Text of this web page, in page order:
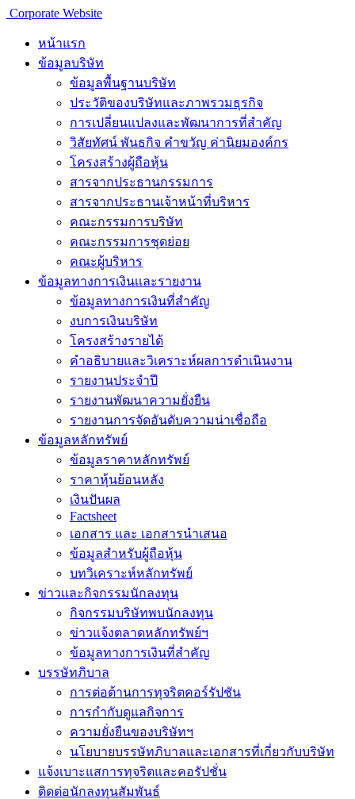
Corporate Website
หน้าแรก
ข้อมูลบริษัท
ข้อมูลพื้นฐานบริษัท
ประวัติของบริษัทและภาพรวมธุรกิจ
การเปลี่ยนแปลงและพัฒนาการที่สำคัญ
วิสัยทัศน์ พันธกิจ คำขวัญ ค่านิยมองค์กร
โครงสร้างผู้ถือหุ้น
สารจากประธานกรรมการ
สารจากประธานเจ้าหน้าที่บริหาร
คณะกรรมการบริษัท
คณะกรรมการชุดย่อย
คณะผู้บริหาร
ข้อมูลทางการเงินเเละรายงาน
ข้อมูลทางการเงินที่สำคัญ
งบการเงินบริษัท
โครงสร้างรายได้
คำอธิบายและวิเคราะห์ผลการดำเนินงาน
รายงานประจำปี
รายงานพัฒนาความยั่งยืน
รายงานการจัดอันดับความน่าเชื่อถือ
ข้อมูลหลักทรัพย์
ข้อมูลราคาหลักทรัพย์
ราคาหุ้นย้อนหลัง
เงินปันผล
Factsheet
เอกสาร และ เอกสารนำเสนอ
ข้อมูลสำหรับผู้ถือหุ้น
บทวิเคราะห์หลักทรัพย์
ข่าวเเละกิจกรรมนักลงทุน
กิจกรรมบริษัทพบนักลงทุน
ข่าวแจ้งตลาดหลักทรัพย์ฯ
ข้อมูลทางการเงินที่สำคัญ
บรรษัทภิบาล
การต่อต้านการทุจริตคอร์รัปชัน
การกำกับดูแลกิจการ
ความยั่งยืนของบริษัทฯ
นโยบายบรรษัทภิบาลและเอกสารที่เกี่ยวกับบริษัท
แจ้งเบาะแสการทุจริตและคอรัปชั่น
ติดต่อนักลงทุนสัมพันธ์